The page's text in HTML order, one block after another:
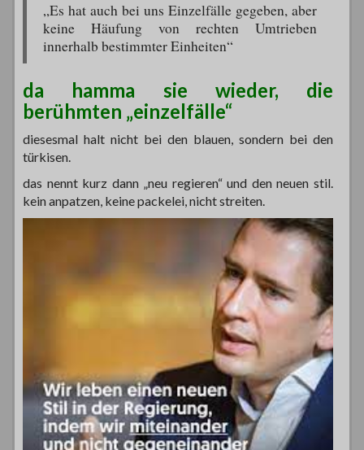
„Es hat auch bei uns Einzelfälle gegeben, aber
keine Häufung von rechten Umtrieben
innerhalb bestimmter Einheiten“
da hamma sie wieder, die
berühmten „einzelfälle“
diesesmal halt nicht bei den blauen, sondern bei den
türkisen.
das nennt kurz dann „neu regieren“ und den neuen stil.
kein anpatzen, keine packelei, nicht streiten.